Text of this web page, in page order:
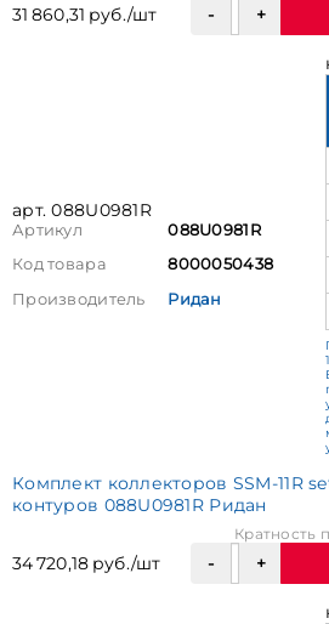
31 860,31 руб./шт
арт. 088U0981R
Артикул
088U0981R
Код товара
8000050438
Производитель
Ридан
Комплект коллекторов SSM-11R
контуров 088U0981R Ридан
34 720,18 руб./шт
Кратность